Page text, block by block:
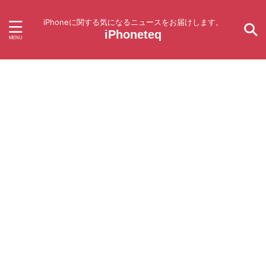
iPhoneに関する気になるニュースをお届けします。
iPhoneteq